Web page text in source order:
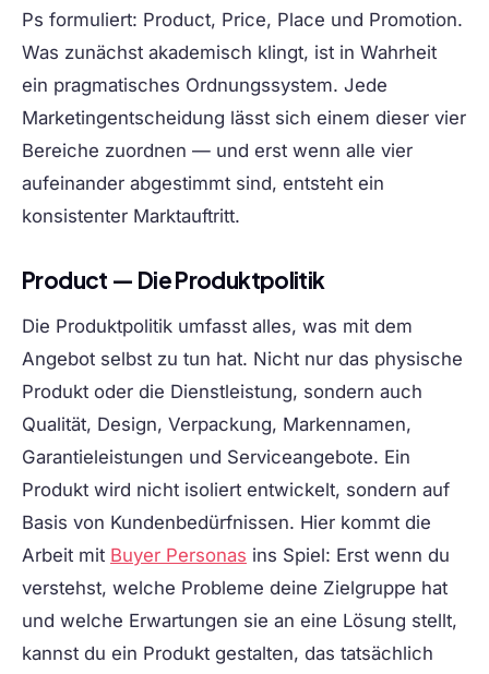
Ps formuliert: Product, Price, Place und Promotion.
Was zunächst akademisch klingt, ist in Wahrheit
ein pragmatisches Ordnungssystem. Jede
Marketingentscheidung lässt sich einem dieser vier
Bereiche zuordnen — und erst wenn alle vier
aufeinander abgestimmt sind, entsteht ein
konsistenter Marktauftritt.
Product — Die Produktpolitik
Die Produktpolitik umfasst alles, was mit dem
Angebot selbst zu tun hat. Nicht nur das physische
Produkt oder die Dienstleistung, sondern auch
Qualität, Design, Verpackung, Markennamen,
Garantieleistungen und Serviceangebote. Ein
Produkt wird nicht isoliert entwickelt, sondern auf
Basis von Kundenbedürfnissen. Hier kommt die
Arbeit mit Buyer Personas ins Spiel: Erst wenn du
verstehst, welche Probleme deine Zielgruppe hat
und welche Erwartungen sie an eine Lösung stellt,
kannst du ein Produkt gestalten, das tatsächlich